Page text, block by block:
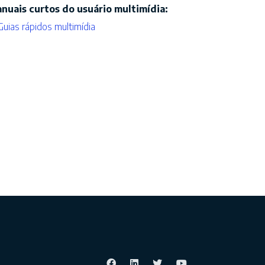
curtos do usuário multimídia:
rápidos multimídia